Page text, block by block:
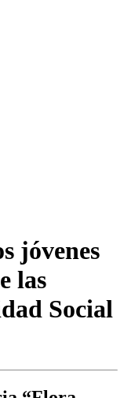
jóvenes
las
Social